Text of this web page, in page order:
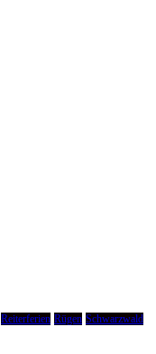
Reiterferien Rügen Schwarzwald